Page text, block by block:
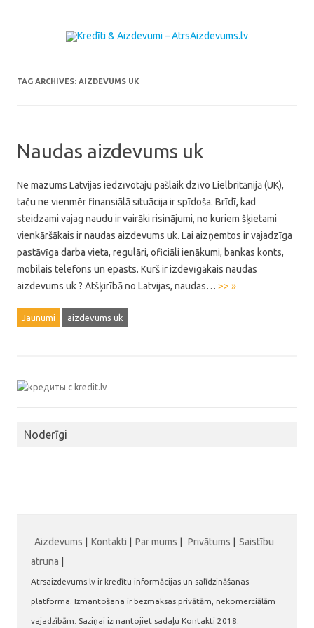
TAG ARCHIVES: AIZDEVUMS UK
Naudas aizdevums uk
Ne mazums Latvijas iedzīvotāju pašlaik dzīvo Lielbritānijā (UK),
taču ne vienmēr finansiālā situācija ir spīdoša. Brīdī, kad
steidzami vajag naudu ir vairāki risinājumi, no kuriem šķietami
vienkāršākais ir naudas aizdevums uk. Lai aizņemtos ir vajadzīga
pastāvīga darba vieta, regulāri, oficiāli ienākumi, bankas konts,
mobilais telefons un epasts. Kurš ir izdevīgākais naudas
aizdevums uk ? Atšķirībā no Latvijas, naudas… >> »
Jaunumi aizdevums uk
Noderīgi
Aizdevums Kontakti Par mums Privātums
Saistību
atruna
Atrsaizdevums.lv ir kredītu informācijas un salīdzināšanas
platforma. Izmantošana ir bezmaksas privātām, nekomerciālām
vajadzībām. Saziņai izmantojiet sadaļu Kontakti 2018.